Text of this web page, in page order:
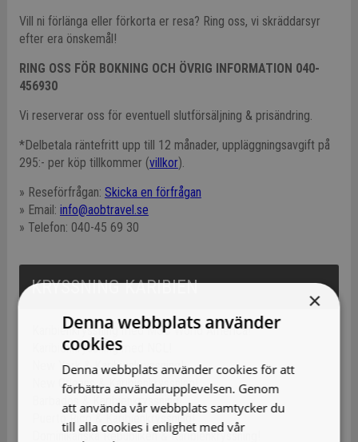
Vill ni förlänga eller förkorta er resa? Ring oss, vi skräddarsyr
efter era önskemål!
RING OSS FÖR BOKNING OCH ÖVRIG INFORMATION 040-
456930
Vi reserverar oss för eventuell slutförsäljning & prisändring.
*Delbetala räntefritt upp till 12 månader, uppläggningsavgift på
295:- per köp tillkommer (villkor).
» Reseförfrågan: Skicka en förfrågan
» Email: info@aobtravel.se
» Telefon: 040-45 69 30
KRYSSNING KARIBIEN
Karibienkryssning med MSC World America!
Karibienkryssning med NCL!
New York & Karibienkryssning!
New Orleans & Karibienkryssning!
Barbados & Karibienkryssning!
Puerto Rico & Karibienkryssning!
Dominikanska Republiken & Karibienkryssning!
×
Denna webbplats använder
cookies
Denna webbplats använder cookies för att
förbättra användarupplevelsen. Genom
att använda vår webbplats samtycker du
till alla cookies i enlighet med vår